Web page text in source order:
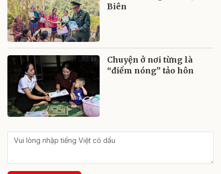
Biên
Chuyện ở nơi từng là
“điểm nóng” tảo hôn